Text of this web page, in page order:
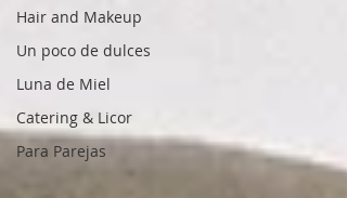
Hair and Makeup
Un poco de dulces
Luna de Miel
Catering & Licor
Para Parejas